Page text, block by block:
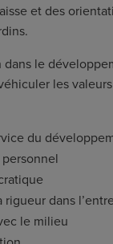
et des
dans le
les
du
personnel
rigueur dans
le milieu